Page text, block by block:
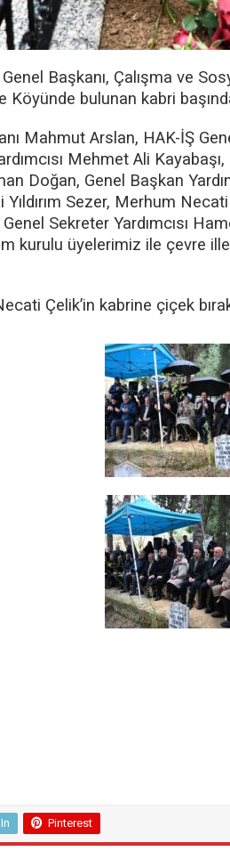
Başkanı, Çalışma ve
Köyünde bulunan kabri
Mahmut Arslan, HAK-İŞ
Mehmet Ali
Doğan, Genel Başkan
Sezer, Merhum
Sekreter Yardımcısı
kurulu üyelerimiz ile çevre
Çelik’in kabrine çiçek
Pinterest